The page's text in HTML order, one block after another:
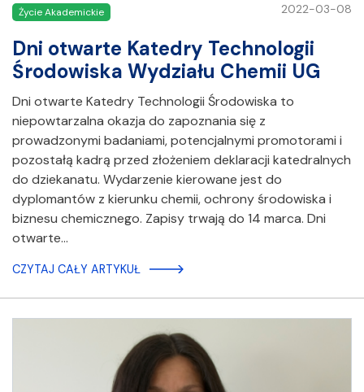
Życie Akademickie 2022-03-08
Dni otwarte Katedry Technologii
Środowiska Wydziału Chemii UG
Dni otwarte Katedry Technologii Środowiska to
niepowtarzalna okazja do zapoznania się z
prowadzonymi badaniami, potencjalnymi promotorami i
pozostałą kadrą przed złożeniem deklaracji katedralnych
do dziekanatu. Wydarzenie kierowane jest do
dyplomantów z kierunku chemii, ochrony środowiska i
biznesu chemicznego. Zapisy trwają do 14 marca. Dni
otwarte…
CZYTAJ CAŁY ARTYKUŁ